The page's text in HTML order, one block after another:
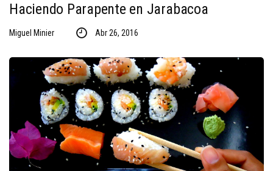
Haciendo Parapente en Jarabacoa
Miguel Minier Abr 26, 2016